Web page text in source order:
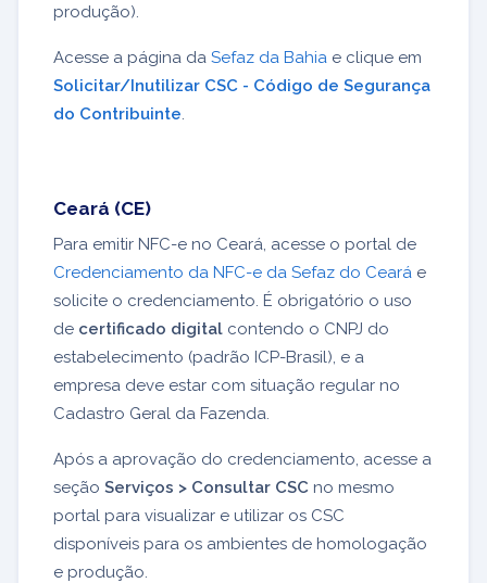
produção).
Acesse a página da Sefaz da Bahia e clique em
Solicitar/Inutilizar CSC - Código de Segurança
do Contribuinte.
Ceará (CE)
Para emitir NFC-e no Ceará, acesse o portal de
Credenciamento da NFC-e da Sefaz do Ceará e
solicite o credenciamento. É obrigatório o uso
de certificado digital contendo o CNPJ do
estabelecimento (padrão ICP-Brasil), e a
empresa deve estar com situação regular no
Cadastro Geral da Fazenda.
Após a aprovação do credenciamento, acesse a
seção Serviços > Consultar CSC no mesmo
portal para visualizar e utilizar os CSC
disponíveis para os ambientes de homologação
e produção.